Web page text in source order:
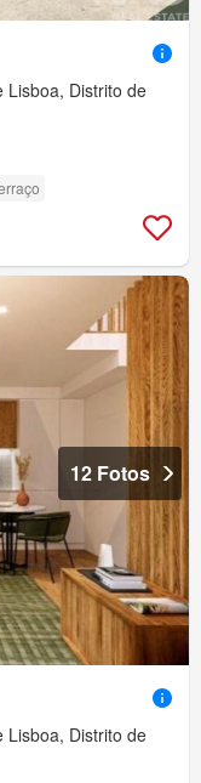
Lisboa, Distrito de
12 Fotos
Lisboa, Distrito de